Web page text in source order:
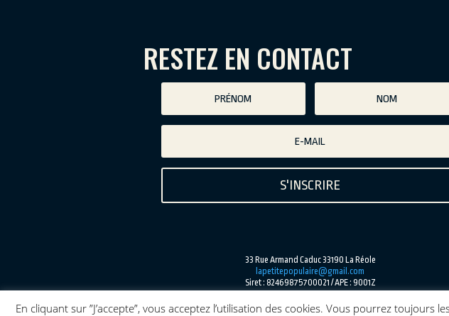
RESTEZ EN CONTACT
S'INSCRIRE
33 Rue Armand Caduc 33190 La Réole
lapetitepopulaire@gmail.com
Siret : 82469875700021 / APE : 9001Z
En cliquant sur ”J’accepte”, vous acceptez l’utilisation des cookies. Vous pourrez